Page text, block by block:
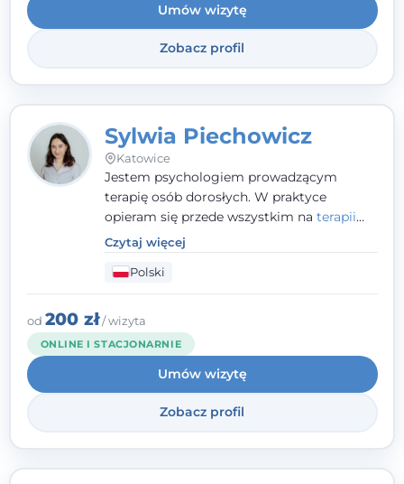
Umów wizytę
Zobacz profil
Sylwia Piechowicz
Katowice
Jestem psychologiem prowadzącym
terapię osób dorosłych. W praktyce
opieram się przede wszystkim na terapii
poznawczo-behawioralnej
podejściu skoncentrowanym na
rozwiązaniach (TSR) oraz Racjonalnej
Terapii Zachowania (RTZ). Dużą wagę
przykładam do relacji opartej na empatii,
poczuciu bezpieczeństwa i wzajemnym
zrozumieniu.
Czytaj więcej
Polski
od 200 zł/ wizyta
ONLINE I STACJONARNIE
Umów wizytę
Zobacz profil